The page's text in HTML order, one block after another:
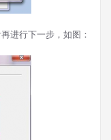
进行下一步，如图：